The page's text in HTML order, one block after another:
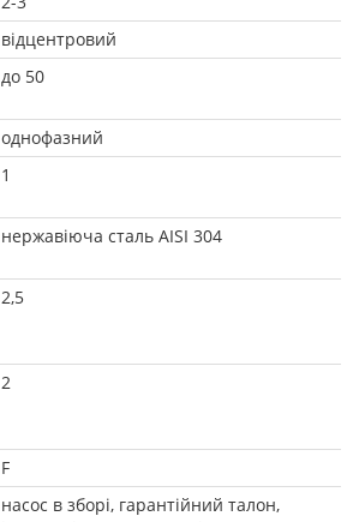
відцентровий
до 50
однофазний
1
нержавіюча сталь AISI 304
2,5
2
F
насос в зборі, гарантійний талон,